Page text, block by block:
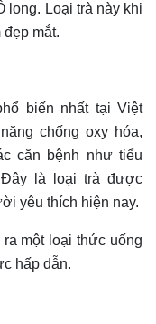
long. Loại trà này khi
mắt.
biến nhất tại Việt
chống oxy hóa,
căn bệnh như tiểu
là loại trà được
yêu thích hiện nay.
một loại thức uống
hấp dẫn.